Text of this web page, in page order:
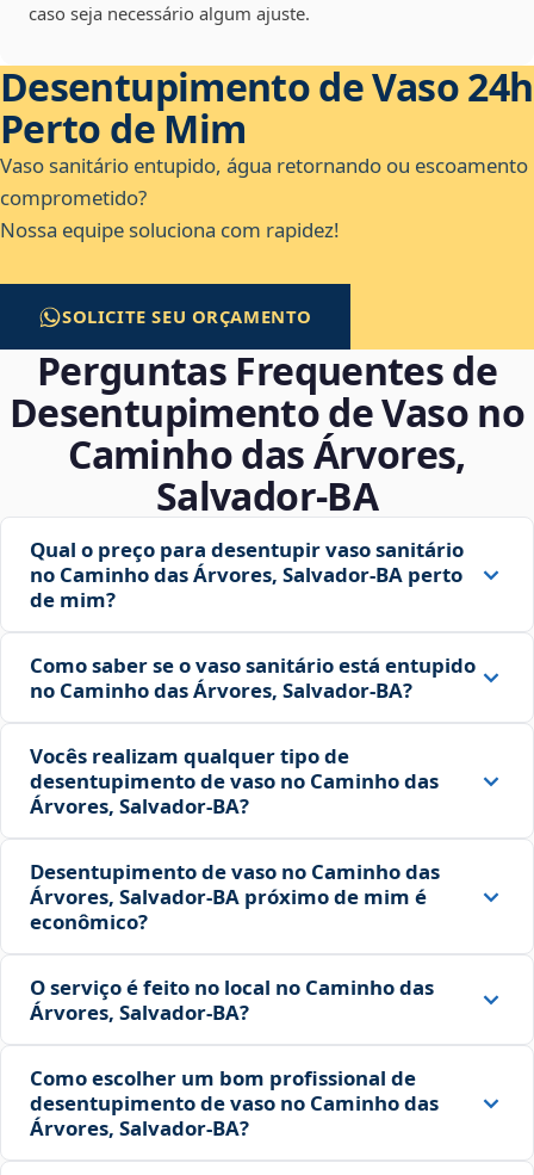
caso seja necessário algum ajuste.
Desentupimento de Vaso 24h
Perto de Mim
Vaso sanitário entupido, água retornando ou escoamento
comprometido?
Nossa equipe soluciona com rapidez!
SOLICITE SEU ORÇAMENTO
Perguntas Frequentes de
Desentupimento de Vaso no
Caminho das Árvores,
Salvador‑BA
Qual o preço para desentupir vaso sanitário
no Caminho das Árvores, Salvador‑BA perto
de mim?
Como saber se o vaso sanitário está entupido
no Caminho das Árvores, Salvador‑BA?
Vocês realizam qualquer tipo de
desentupimento de vaso no Caminho das
Árvores, Salvador‑BA?
Desentupimento de vaso no Caminho das
Árvores, Salvador‑BA próximo de mim é
econômico?
O serviço é feito no local no Caminho das
Árvores, Salvador‑BA?
Como escolher um bom profissional de
desentupimento de vaso no Caminho das
Árvores, Salvador‑BA?